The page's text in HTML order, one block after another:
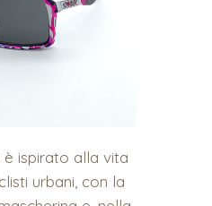
è ispirato alla vita
urbani, con la